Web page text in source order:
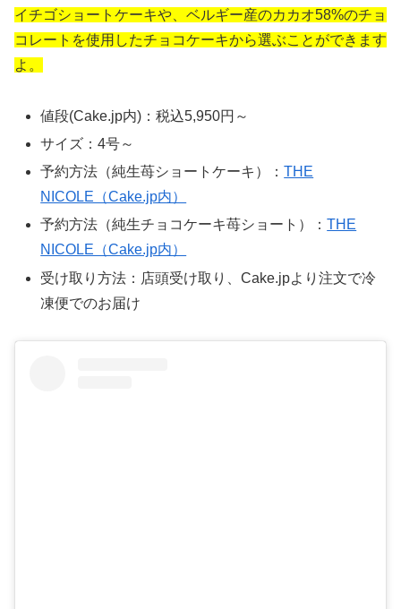
イチゴショートケーキや、ベルギー産のカカオ58%のチョ
コレートを使用したチョコケーキから選ぶことができます
よ。
値段(Cake.jp内)：税込5,950円～
サイズ：4号～
予約方法（純生苺ショートケーキ）：THE
NICOLE（Cake.jp内）
予約方法（純生チョコケーキ苺ショート）：THE
NICOLE（Cake.jp内）
受け取り方法：店頭受け取り、Cake.jpより注文で冷
凍便でのお届け